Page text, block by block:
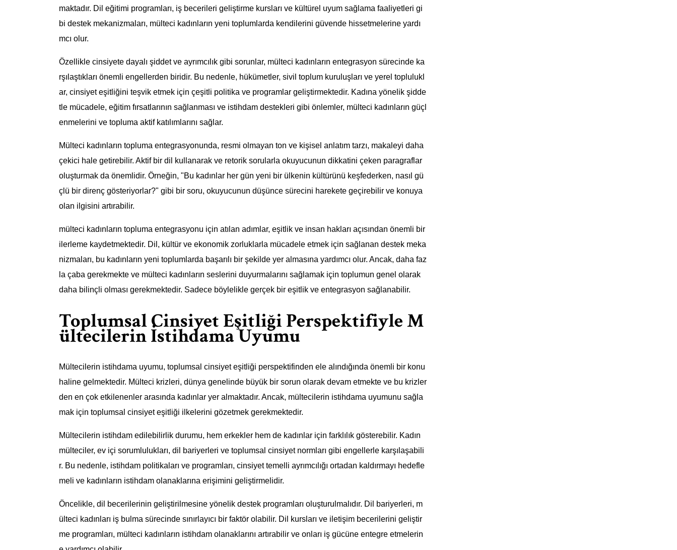
maktadır. Dil eğitimi programları, iş becerileri geliştirme kursları ve kültürel uyum sağlama faaliyetleri gi
bi destek mekanizmaları, mülteci kadınların yeni toplumlarda kendilerini güvende hissetmelerine yardı
mcı olur.
Özellikle cinsiyete dayalı şiddet ve ayrımcılık gibi sorunlar, mülteci kadınların entegrasyon sürecinde ka
rşılaştıkları önemli engellerden biridir. Bu nedenle, hükümetler, sivil toplum kuruluşları ve yerel toplulukl
ar, cinsiyet eşitliğini teşvik etmek için çeşitli politika ve programlar geliştirmektedir. Kadına yönelik şidde
tle mücadele, eğitim fırsatlarının sağlanması ve istihdam destekleri gibi önlemler, mülteci kadınların güçl
enmelerini ve topluma aktif katılımlarını sağlar.
Mülteci kadınların topluma entegrasyonunda, resmi olmayan ton ve kişisel anlatım tarzı, makaleyi daha
çekici hale getirebilir. Aktif bir dil kullanarak ve retorik sorularla okuyucunun dikkatini çeken paragraflar
oluşturmak da önemlidir. Örneğin, "Bu kadınlar her gün yeni bir ülkenin kültürünü keşfederken, nasıl gü
çlü bir direnç gösteriyorlar?" gibi bir soru, okuyucunun düşünce sürecini harekete geçirebilir ve konuya
olan ilgisini artırabilir.
mülteci kadınların topluma entegrasyonu için atılan adımlar, eşitlik ve insan hakları açısından önemli bir
ilerleme kaydetmektedir. Dil, kültür ve ekonomik zorluklarla mücadele etmek için sağlanan destek meka
nizmaları, bu kadınların yeni toplumlarda başarılı bir şekilde yer almasına yardımcı olur. Ancak, daha faz
la çaba gerekmekte ve mülteci kadınların seslerini duyurmalarını sağlamak için toplumun genel olarak
daha bilinçli olması gerekmektedir. Sadece böylelikle gerçek bir eşitlik ve entegrasyon sağlanabilir.
Toplumsal Cinsiyet Eşitliği Perspektifiyle M
ültecilerin İstihdama Uyumu
Mültecilerin istihdama uyumu, toplumsal cinsiyet eşitliği perspektifinden ele alındığında önemli bir konu
haline gelmektedir. Mülteci krizleri, dünya genelinde büyük bir sorun olarak devam etmekte ve bu krizler
den en çok etkilenenler arasında kadınlar yer almaktadır. Ancak, mültecilerin istihdama uyumunu sağla
mak için toplumsal cinsiyet eşitliği ilkelerini gözetmek gerekmektedir.
Mültecilerin istihdam edilebilirlik durumu, hem erkekler hem de kadınlar için farklılık gösterebilir. Kadın
mülteciler, ev içi sorumlulukları, dil bariyerleri ve toplumsal cinsiyet normları gibi engellerle karşılaşabili
r. Bu nedenle, istihdam politikaları ve programları, cinsiyet temelli ayrımcılığı ortadan kaldırmayı hedefle
meli ve kadınların istihdam olanaklarına erişimini geliştirmelidir.
Öncelikle, dil becerilerinin geliştirilmesine yönelik destek programları oluşturulmalıdır. Dil bariyerleri, m
ülteci kadınları iş bulma sürecinde sınırlayıcı bir faktör olabilir. Dil kursları ve iletişim becerilerini geliştir
me programları, mülteci kadınların istihdam olanaklarını artırabilir ve onları iş gücüne entegre etmelerin